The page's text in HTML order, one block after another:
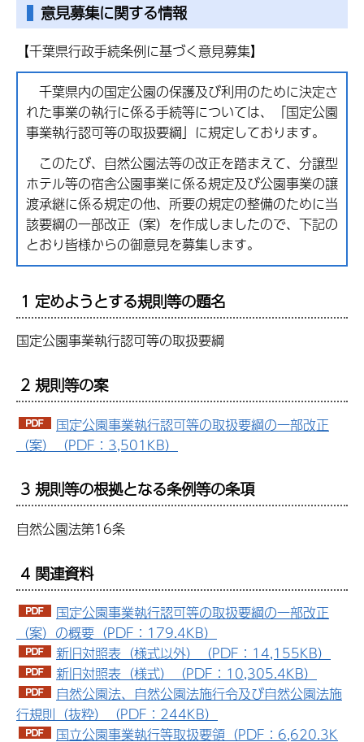
意見募集に関する情報
【千葉県行政手続条例に基づく意見募集】
千葉県内の国定公園の保護及び利用のために決定さ
れた事業の執行に係る手続等については、「国定公園
事業執行認可等の取扱要綱」に規定しております。
このたび、自然公園法等の改正を踏まえて、分譲型
ホテル等の宿舎公園事業に係る規定及び公園事業の譲
渡承継に係る規定の他、所要の規定の整備のために当
該要綱の一部改正（案）を作成しましたので、下記の
とおり皆様からの御意見を募集します。
1 定めようとする規則等の題名
国定公園事業執行認可等の取扱要綱
2 規則等の案
国定公園事業執行認可等の取扱要綱の一部改正
（案）（PDF：3,501KB）
3 規則等の根拠となる条例等の条項
自然公園法第16条
4 関連資料
国定公園事業執行認可等の取扱要綱の一部改正
（案）の概要（PDF：179.4KB）
新旧対照表（様式以外）（PDF：14,155KB）
新旧対照表（様式）（PDF：10,305.4KB）
自然公園法、自然公園法施行令及び自然公園法施
行規則（抜粋）（PDF：244KB）
国立公園事業執行等取扱要領（PDF：6,620.3K